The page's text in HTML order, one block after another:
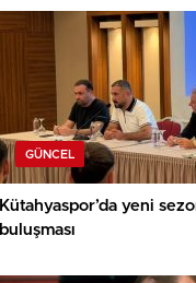
GÜNCEL
Kütahyaspor’da yeni
buluşması